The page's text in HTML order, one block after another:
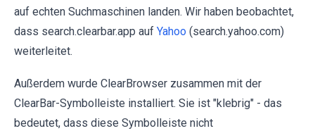
auf echten Suchmaschinen landen. Wir haben beobachtet,
dass search.clearbar.app auf Yahoo (search.yahoo.com)
weiterleitet.
Außerdem wurde ClearBrowser zusammen mit der
ClearBar-Symbolleiste installiert. Sie ist "klebrig" - das
bedeutet, dass diese Symbolleiste nicht